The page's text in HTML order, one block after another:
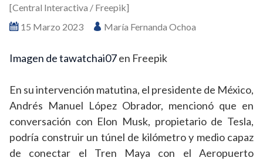
15 Marzo 2023 María Fernanda Ochoa
[Central Interactiva / Freepik]
Imagen de tawatchai07en Freepik
En su intervención matutina, el presidente de México,
Andrés Manuel López Obrador, mencionó que en
conversación con Elon Musk, propietario de Tesla,
podría construir un túnel de kilómetro y medio capaz
de conectar el Tren Maya con el Aeropuerto